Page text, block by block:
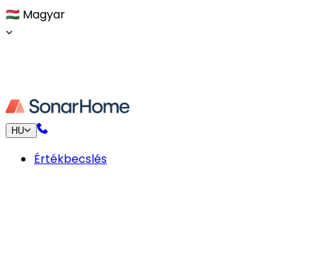
🇭🇺 Magyar
HU
Értékbecslés